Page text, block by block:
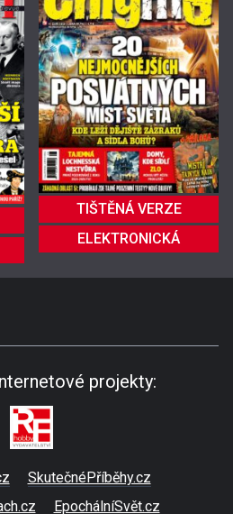
TIŠTĚNÁ VERZE
ELEKTRONICKÁ
projekty:
SkutečnéPříběhy.cz
EpochálníSvět.cz